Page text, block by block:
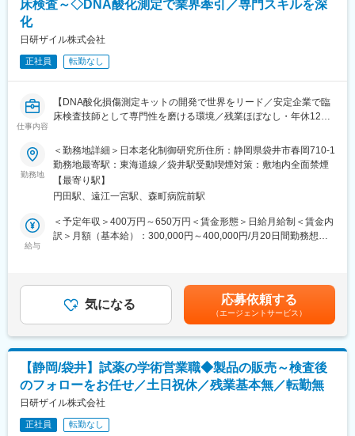
アンテスグループの安定基盤のもと、転勤なし・正社員採用。研
◇安定基盤で腰を据えて働きたい方
◇社会貢献性ある事業を支えたい方
・事務：1名（補助）
・営業部：約5名（30代～40代中心）
■同ポジションの魅力：
◎働きやすい環境
残業は月平均3時間以内、土日祝休み。転勤もなく、子育て世代や
◎スキルの幅を広げられる
経理を軸に総務業務まで幅広く経験でき、将来的に決算や海外子
1985年に創業し、日本老化制御研究所は世界に先駆け、DNA酸化
損傷測定キットの開発に成功。アンチエイジングなどの分野の研
究用試薬を開発、製造、販売しています。研究・生活・食品まで
幅広い事業を展開するアンテスグループの一員として、安定した
環境で腰を据えて働けます。
床検査～◇DNA酸化測定で業界牽引／専門スキルを深
化
日研ザイル株式会社
正社員 転勤なし
仕事内容
【DNA酸化損傷測定キットの開発で世界をリード／安定企業で臨
床検査技師として専門性を磨ける環境／残業ほぼなし・年休122
～こんな方におススメ！～
◇ルーチン検査だけでなく研究的な業務にも携わりたい方
◇臨床検査技師として専門性を深めながら長く働きたい方
◇医療・健康分野の社会貢献に興味がある方
■事業内容
発と受託検査事業を両軸に展開し、アンチエイジング研究を通じ
て人々の健康に貢献しています。
せします。
◎業務詳細
・ELISAによる分析業務（血液・尿などの生体試料）
・HPLC分析、自動分析装置を用いた生化学検査
・検査結果報告書の作成、データ管理
・分析に関する問い合わせ対応
勤務地
＜勤務地詳細＞日本老化制御研究所住所：静岡県袋井市春岡710-1
勤務地最寄駅：東海道線／袋井駅受動喫煙対策：敷地内全面禁煙
【最寄り駅】
円田駅、遠江一宮駅、森町病院前駅
給与
＜予定年収＞400万円～650万円＜賃金形態＞日給月給制＜賃金内
訳＞月額（基本給）：300,000円～400,000円/月20日間勤務想定
15000円、食事手当5000円■賞与：年2回（7月・12月）賃金はあ
くまでも目安の金額であり、選考を通じて上下する可能性があり
ます。月給(月額)は固定手当を含めた表記です。
気になる 応募依頼する
（エージェントサービス）
【静岡/袋井】試薬の学術営業職◆製品の販売～検査後
のフォローをお任せ／土日祝休／残業基本無／転勤無
日研ザイル株式会社
正社員 転勤なし